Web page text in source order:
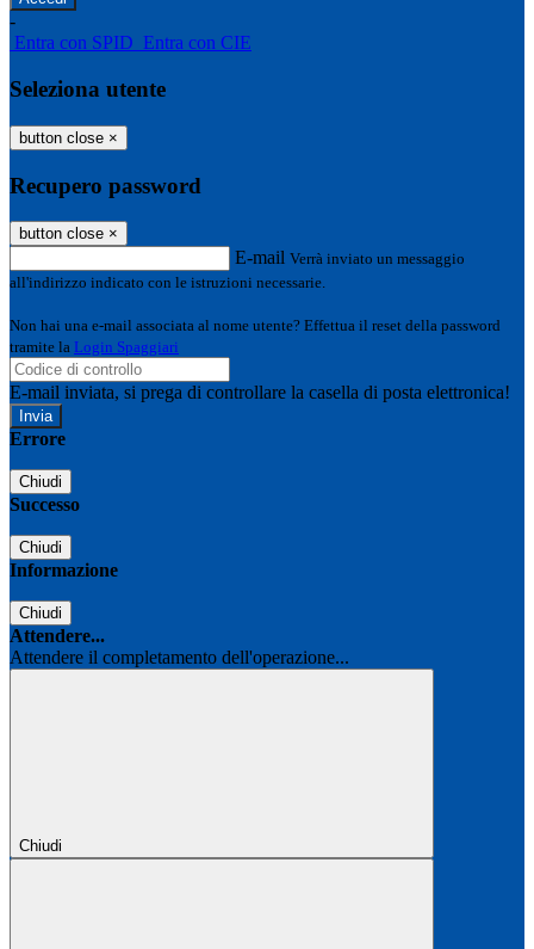
-
Entra con SPID Entra con CIE
Seleziona utente
button close ×
Recupero password
button close ×
E-mail Verrà inviato un messaggio
all'indirizzo indicato con le istruzioni necessarie.
Non hai una e-mail associata al nome utente? Effettua il reset della password
tramite la Login Spaggiari
E-mail inviata, si prega di controllare la casella di posta elettronica!
Errore
Chiudi
Successo
Chiudi
Informazione
Chiudi
Attendere...
Attendere il completamento dell'operazione...
Chiudi